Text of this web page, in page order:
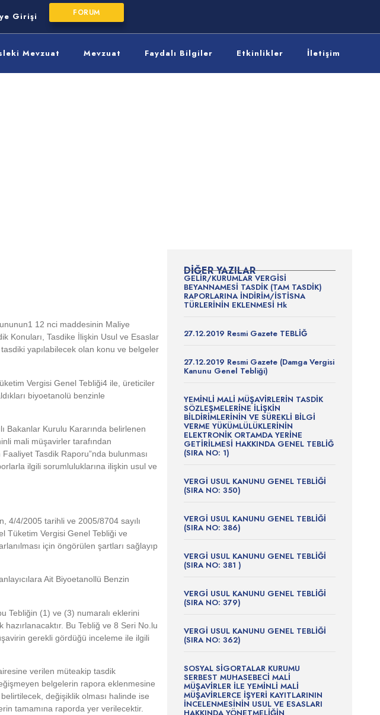
Girişi FORUM
Mevzuat Mevzuat Faydalı Bilgiler Etkinlikler İletişim
DIĞER YAZILAR
GELİR/KURUMLAR VERGİSİ
BEYANNAMESİ TASDİK (TAM TASDİK)
RAPORLARINA İNDİRİM/İSTİSNA
TÜRLERİNİN EKLENMESİ Hk
27.12.2019 Resmi Gazete TEBLİĞ
27.12.2019 Resmi Gazete (Damga Vergisi
Kanunu Genel Tebliği)
YEMİNLİ MALİ MÜŞAVİRLERİN TASDİK
SÖZLEŞMELERİNE İLİŞKİN
BİLDİRİMLERİNİN VE SÜREKLİ BİLGİ
VERME YÜKÜMLÜLÜKLERİNİN
ELEKTRONİK ORTAMDA YERİNE
GETİRİLMESİ HAKKINDA GENEL TEBLİĞ
(SIRA NO: 1)
VERGİ USUL KANUNU GENEL TEBLİĞİ
(SIRA NO: 350)
VERGİ USUL KANUNU GENEL TEBLİĞİ
(SIRA NO: 386)
VERGİ USUL KANUNU GENEL TEBLİĞİ
(SIRA NO: 381 )
VERGİ USUL KANUNU GENEL TEBLİĞİ
(SIRA NO: 379)
VERGİ USUL KANUNU GENEL TEBLİĞİ
(SIRA NO: 362)
SOSYAL SİGORTALAR KURUMU
SERBEST MUHASEBECİ MALİ
MÜŞAVİRLER İLE YEMİNLİ MALİ
MÜŞAVİRLERCE İŞYERİ KAYITLARININ
İNCELENMESİNİN USUL VE ESASLARI
12 nci maddesinin Maliye
Konuları, Tasdike İlişkin Usul ve Esaslar
yapılabilecek olan konu ve belgeler
Vergisi Genel Tebliği4 ile, üreticiler
biyoetanolü benzinle
Bakanlar Kurulu Kararında belirlenen
mali müşavirler tarafından
Tasdik Raporu”nda bulunması
ilgili sorumluluklarına ilişkin usul ve
4/4/2005 tarihli ve 2005/8704 sayılı
Tüketim Vergisi Genel Tebliği ve
için öngörülen şartları sağlayıp
Ait Biyoetanollü Benzin
Tebliğin (1) ve (3) numaralı eklerini
Bu Tebliğ ve 8 Seri No.lu
gerekli gördüğü inceleme ile ilgili
verilen müteakip tasdik
belgelerin rapora eklenmesine
değişiklik olması halinde ise
tamamına raporda yer verilecektir.